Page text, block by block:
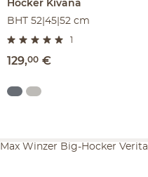
Hocker Kivana
BHT 52|45|52 cm
1
129,00 €
Max Winzer Big-Hocker Verita